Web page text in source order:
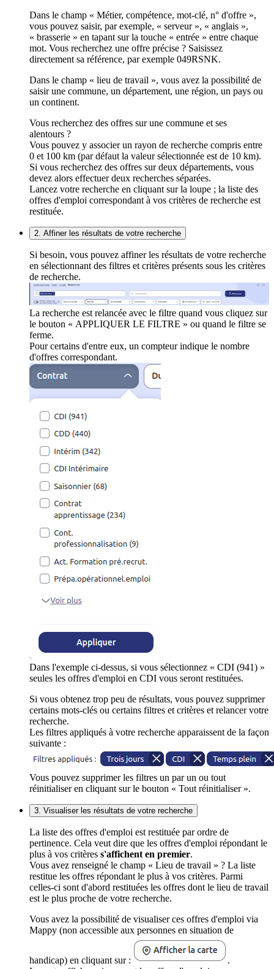
Dans le champ « Métier, compétence, mot-clé, n° d'offre »,
vous pouvez saisir, par exemple, « serveur », « anglais »,
« brasserie » en tapant sur la touche « entrée » entre chaque
mot. Vous recherchez une offre précise ? Saisissez
directement sa référence, par exemple 049RSNK.
Dans le champ « lieu de travail », vous avez la possibilité de
saisir une commune, un département, une région, un pays ou
un continent.
Vous recherchez des offres sur une commune et ses
alentours ?
Vous pouvez y associer un rayon de recherche compris entre
0 et 100 km (par défaut la valeur sélectionnée est de 10 km).
Si vous recherchez des offres sur deux départements, vous
devez alors effectuer deux recherches séparées.
Lancez votre recherche en cliquant sur la loupe ; la liste des
offres d'emploi correspondant à vos critères de recherche est
restituée.
2. Affiner les résultats de votre recherche
Si besoin, vous pouvez affiner les résultats de votre recherche
en sélectionnant des filtres et critères présents sous les critères
de recherche.
La recherche est relancée avec le filtre quand vous cliquez sur
le bouton « APPLIQUER LE FILTRE » ou quand le filtre se
ferme.
Pour certains d'entre eux, un compteur indique le nombre
d'offres correspondant.
Dans l'exemple ci-dessus, si vous sélectionnez « CDI (941) »
seules les offres d'emploi en CDI vous seront restituées.
Si vous obtenez trop peu de résultats, vous pouvez supprimer
certains mots-clés ou certains filtres et critères et relancer votre
recherche.
Les filtres appliqués à votre recherche apparaissent de la façon
suivante :
Vous pouvez supprimer les filtres un par un ou tout
réinitialiser en cliquant sur le bouton « Tout réinitialiser ».
3. Visualiser les résultats de votre recherche
La liste des offres d'emploi est restituée par ordre de
pertinence. Cela veut dire que les offres d'emploi répondant le
plus à vos critères s'affichent en premier.
Vous avez renseigné le champ « Lieu de travail » ? La liste
restitue les offres répondant le plus à vos critères. Parmi
celles-ci sont d'abord restituées les offres dont le lieu de travail
est le plus proche de votre recherche.
Vous avez la possibilité de visualiser ces offres d'emploi via
Mappy (non accessible aux personnes en situation de
handicap) en cliquant sur :
.